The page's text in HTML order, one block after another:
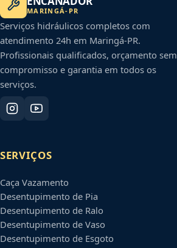
MARINGÁ- PR
Serviços hidráulicos completos com
atendimento 24h em Maringá-PR.
Profissionais qualificados, orçamento sem
compromisso e garantia em todos os
serviços.
SERVIÇOS
Caça Vazamento
Desentupimento de Pia
Desentupimento de Ralo
Desentupimento de Vaso
Desentupimento de Esgoto